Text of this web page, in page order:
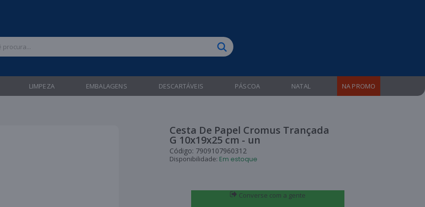
LIMPEZA EMBALAGENS DESCARTÁVEIS PÁSCOA NATAL NA PROMO
Cesta De Papel Cromus Trançada
G 10x19x25 cm - un
Código: 7909107960312
Disponibilidade: Em estoque
Converse com a gente